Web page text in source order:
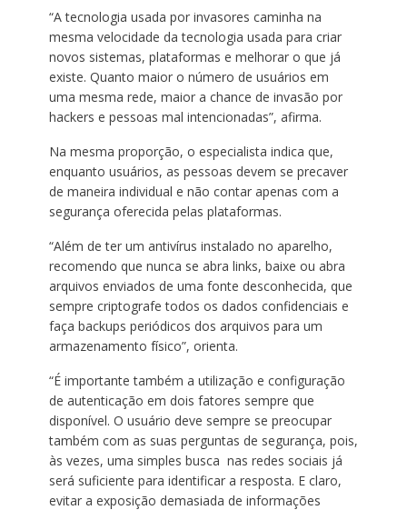
“A tecnologia usada por invasores caminha na
mesma velocidade da tecnologia usada para criar
novos sistemas, plataformas e melhorar o que já
existe. Quanto maior o número de usuários em
uma mesma rede, maior a chance de invasão por
hackers e pessoas mal intencionadas”, afirma.
Na mesma proporção, o especialista indica que,
enquanto usuários, as pessoas devem se precaver
de maneira individual e não contar apenas com a
segurança oferecida pelas plataformas.
“Além de ter um antivírus instalado no aparelho,
recomendo que nunca se abra links, baixe ou abra
arquivos enviados de uma fonte desconhecida, que
sempre criptografe todos os dados confidenciais e
faça backups periódicos dos arquivos para um
armazenamento físico”, orienta.
“É importante também a utilização e configuração
de autenticação em dois fatores sempre que
disponível. O usuário deve sempre se preocupar
também com as suas perguntas de segurança, pois,
às vezes, uma simples busca nas redes sociais já
será suficiente para identificar a resposta. E claro,
evitar a exposição demasiada de informações